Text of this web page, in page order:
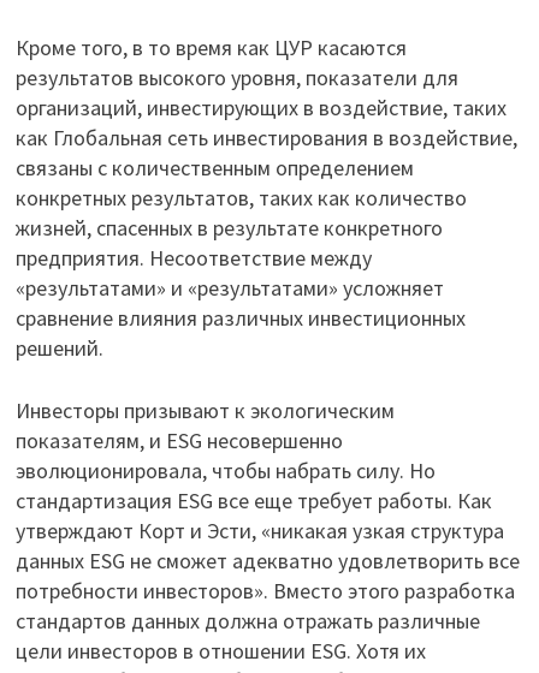
Кроме того, в то время как ЦУР касаются
результатов высокого уровня, показатели для
организаций, инвестирующих в воздействие, таких
как Глобальная сеть инвестирования в воздействие,
связаны с количественным определением
конкретных результатов, таких как количество
жизней, спасенных в результате конкретного
предприятия. Несоответствие между
«результатами» и «результатами» усложняет
сравнение влияния различных инвестиционных
решений.
Инвесторы призывают к экологическим
показателям, и ESG несовершенно
эволюционировала, чтобы набрать силу. Но
стандартизация ESG все еще требует работы. Как
утверждают Корт и Эсти, «никакая узкая структура
данных ESG не сможет адекватно удовлетворить все
потребности инвесторов». Вместо этого разработка
стандартов данных должна отражать различные
цели инвесторов в отношении ESG. Хотя их